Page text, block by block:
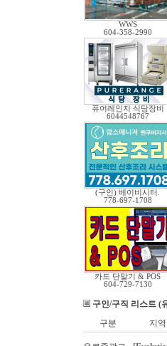
WWS
604-358-2990
퓨어레인지 식당장비
6044548767
(구인) 베이비시터.
778-697-1708
카드 단말기 & POS
604-729-7130
구인/구직 리스트 (
구분
지역